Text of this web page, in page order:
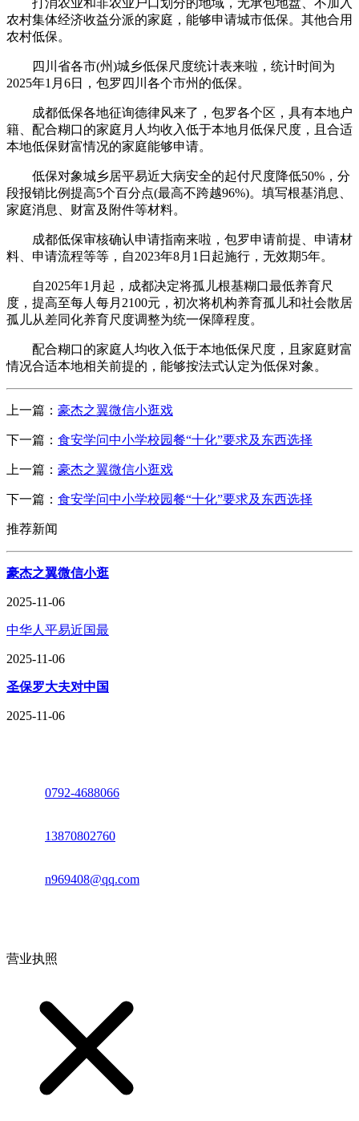
农村集体经济收益分派的家庭，能够申请城市低保。其他合用
农村低保。
四川省各市(州)城乡低保尺度统计表来啦，统计时间为
2025年1月6日，包罗四川各个市州的低保。
成都低保各地征询德律风来了，包罗各个区，具有本地户
籍、配合糊口的家庭月人均收入低于本地月低保尺度，且合适
本地低保财富情况的家庭能够申请。
低保对象城乡居平易近大病安全的起付尺度降低50%，分
段报销比例提高5个百分点(最高不跨越96%)。填写根基消息、
家庭消息、财富及附件等材料。
成都低保审核确认申请指南来啦，包罗申请前提、申请材
料、申请流程等等，自2023年8月1日起施行，无效期5年。
自2025年1月起，成都决定将孤儿根基糊口最低养育尺
度，提高至每人每月2100元，初次将机构养育孤儿和社会散居
孤儿从差同化养育尺度调整为统一保障程度。
配合糊口的家庭人均收入低于本地低保尺度，且家庭财富
情况合适本地相关前提的，能够按法式认定为低保对象。
上一篇： 豪杰之翼微信小逛戏
下一篇： 食安学问中小学校园餐“十化”要求及东西选择
上一篇： 豪杰之翼微信小逛戏
下一篇： 食安学问中小学校园餐“十化”要求及东西选择
推荐新闻
豪杰之翼微信小逛
2025-11-06
中华人平易近国最
2025-11-06
圣保罗大夫对中国
2025-11-06
0792-4688066
13870802760
n969408@qq.com
营业执照